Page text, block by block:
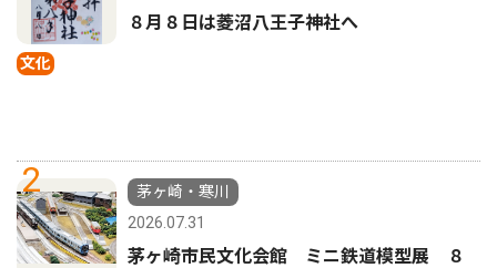
文化
８月８日は菱沼八王子神社へ
2
茅ヶ崎・寒川
2026.07.31
茅ヶ崎市民文化会館 ミニ鉄道模型展 ８